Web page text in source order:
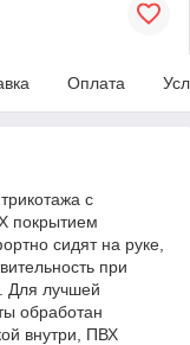
Оплата
с
покрытием
сидят на руке,
при
Для лучшей
обработан
внутри, ПВХ